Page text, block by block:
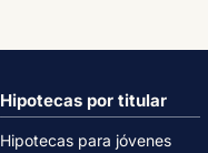
Hipotecas por titular
Hipotecas para jóvenes